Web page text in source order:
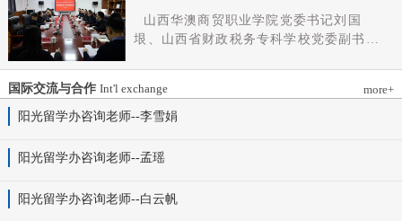
领导班子成员、中层干部及教师代表参加
会议。
神抖擞，护送五星红旗庄严入场，鲜红的
旗帜在春日暖阳下熠熠生辉，彰显着华澳
学子赤诚的家国情怀与昂扬的精神风貌。
紧随其后，校旗方阵、彩旗方阵依次行
进，彩旗猎猎映晴空，灵动的步伐与明媚
景。全场师生肃立，升国旗、奏唱国歌。
冉冉升起，全体师生行注目礼，目光坚
时代华章。 学院院长白峰致开幕词，
建和思想政治工作结对共建协议
山西华澳商贸职业学院党委书记刘国
垠、山西省财政税务专科学校党委副书记
院长白峰主持。签约仪式现场气氛庄重而
热烈。 山西省财政税务专科学校党委副
本情况以及党建和思政工作方面的做法进
工作向“有效覆盖”“全面提质”提出几点建
议：一要筑牢组织根基。以党建标准化、
国际交流与合作 Int'l exchange
more+
阳光留学办咨询老师--李雪娟
阳光留学办咨询老师--孟瑶
阳光留学办咨询老师--白云帆